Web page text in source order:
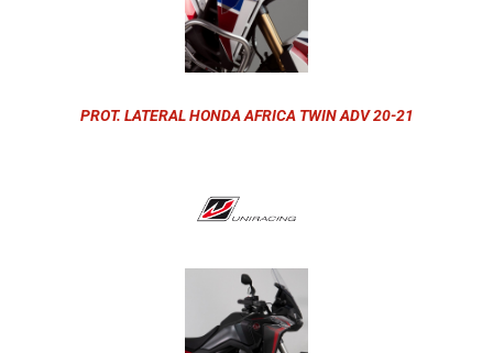
PROT. LATERAL HONDA AFRICA TWIN ADV 20-21